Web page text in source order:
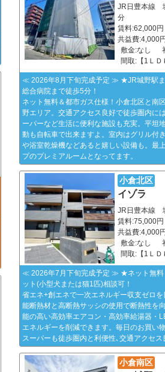
JR日豊本線
分
賃料:62,000円
共益費:4,000
敷金:なし
間取:【1ＬＤ
≪ 2026年8月下旬完成予定 ≫ ★JR城野駅ま
総合病院まで徒歩5分！
ネット無料＆都市ガス仕様！小倉北区と南
野エリア。交通アクセス良好で徒歩圏内に
ーパーなど生活に便利な施設も充実。平坦
動も自転車で出来ますよ。室内はグリル付
や浴室乾燥機などあると嬉しい設備も。最
プのプレミアルームとなってます。
小倉北区
イゾラ
JR日豊本線
賃料:75,000円
共益費:4,000
敷金:なし
間取:【1ＬＤ
≪ 2026年7月下旬完成予定 ≫ ★ネット無料
ット(小型犬または猫1匹)相談可！
省エネ+創エネで一次エネルギー収支ゼロ
能断熱材と高断熱サッシの使用で断熱性を
能の高い高効率エアコン・高効率給湯器・
エネルギーを削減できます。毎日のお買い
スーパーも徒歩圏内と利便性､交通アクセス
小倉南区